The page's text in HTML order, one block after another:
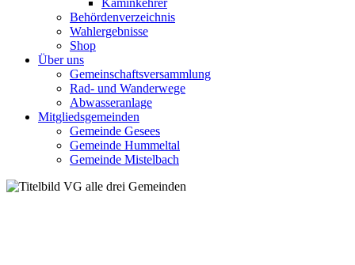
Kaminkehrer
Behördenverzeichnis
Wahlergebnisse
Shop
Über uns
Gemeinschaftsversammlung
Rad- und Wanderwege
Abwasseranlage
Mitgliedsgemeinden
Gemeinde Gesees
Gemeinde Hummeltal
Gemeinde Mistelbach